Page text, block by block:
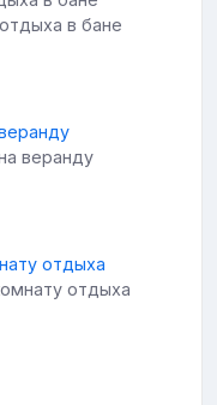
в бане
веранду
отдыха